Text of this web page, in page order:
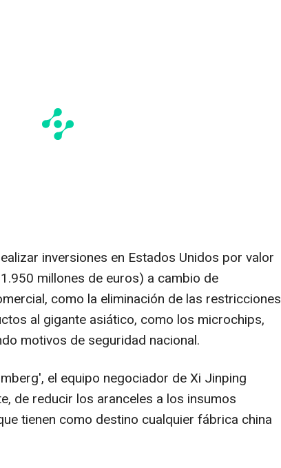
inversiones en Estados Unidos por valor
millones de euros) a cambio de
como la eliminación de las restricciones
al gigante asiático, como los microchips,
motivos de seguridad nacional.
el equipo negociador de Xi Jinping
de reducir los aranceles a los insumos
tienen como destino cualquier fábrica china